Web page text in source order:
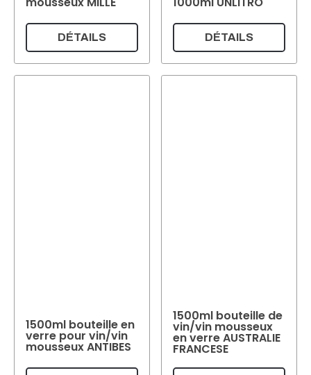
DÉTAILS DÉTAILS
1500ml bouteille en
verre pour vin/vin
mousseux ANTIBES
1500ml bouteille de
vin/vin mousseux
en verre AUSTRALIE
FRANCESE